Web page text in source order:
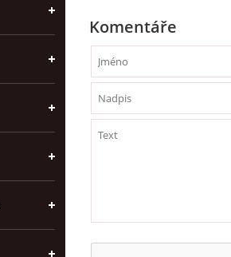
Komentáře